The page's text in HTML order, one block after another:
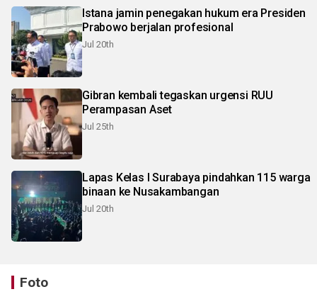
Istana jamin penegakan hukum era Presiden
Prabowo berjalan profesional
Jul 20th
Gibran kembali tegaskan urgensi RUU
Perampasan Aset
Jul 25th
Lapas Kelas I Surabaya pindahkan 115 warga
binaan ke Nusakambangan
Jul 20th
Foto